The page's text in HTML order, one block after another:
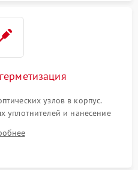
узлов в корпус.
уплотнителей и нанесение
— вакуумирование и
исключения запотевания